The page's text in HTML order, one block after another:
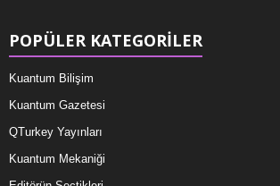
POPÜLER KATEGORİLER
Kuantum Bilişim
Kuantum Gazetesi
QTurkey Yayınları
Kuantum Mekaniği